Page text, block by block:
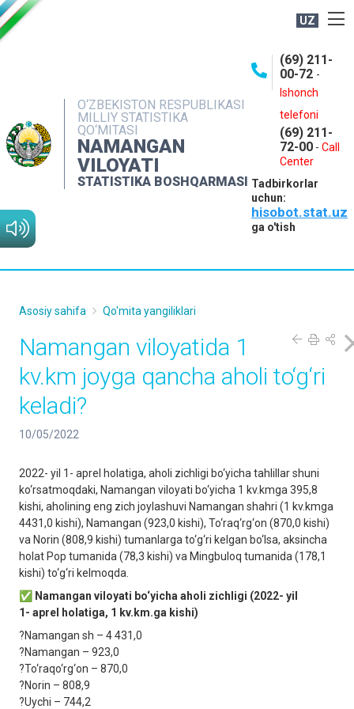
UZ
O‘ZBEKISTON RESPUBLIKASI
MILLIY STATISTIKA
QO‘MITASI
NAMANGAN
VILOYATI
STATISTIKA BOSHQARMASI
(69) 211-
00-72 -
Ishonch
telefoni
(69) 211-
72-00 - Call
Center
Tadbirkorlar
uchun:
hisobot.stat.uz
ga o'tish
NASHRLAR
INTERAKTIV XIZMATLAR
MATBUOT XIZMATI
MUROJAATLAR
Asosiy sahifa Qo'mita yangiliklari
Namangan viloyatida 1
kv.km joyga qancha aholi to‘g‘ri
keladi?
10/05/2022
2022- yil 1- aprel holatiga, aholi zichligi bo‘yicha tahlillar shuni
ko‘rsatmoqdaki, Namangan viloyati bo‘yicha 1 kv.kmga 395,8
kishi, aholining eng zich joylashuvi Namangan shahri (1 kv.kmga
4431,0 kishi), Namangan (923,0 kishi), To‘raq‘rg‘on (870,0 kishi)
va Norin (808,9 kishi) tumanlarga to‘g‘ri kelgan bo‘lsa, aksincha
holat Pop tumanida (78,3 kishi) va Mingbuloq tumanida (178,1
kishi) to‘g‘ri kelmoqda.
✅ Namangan viloyati bo‘yicha aholi zichligi (2022- yil
1- aprel holatiga, 1 kv.km.ga kishi)
?Namangan sh – 4 431,0
?Namangan – 923,0
?To‘raqo‘rg‘on – 870,0
?Norin – 808,9
?Uychi – 744,2